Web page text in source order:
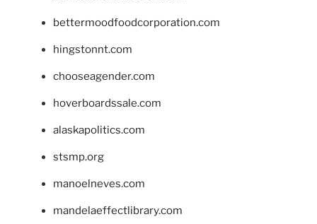
bettermoodfoodcorporation.com
hingstonnt.com
chooseagender.com
hoverboardssale.com
alaskapolitics.com
stsmp.org
manoelneves.com
mandelaeffectlibrary.com